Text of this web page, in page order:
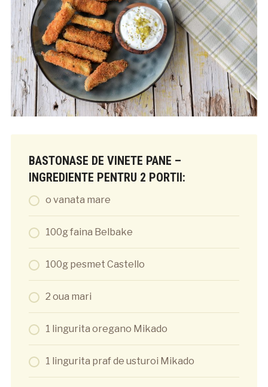
BASTONASE DE VINETE PANE –
INGREDIENTE PENTRU 2 PORTII:
o vanata mare
100g faina Belbake
100g pesmet Castello
2 oua mari
1 lingurita oregano Mikado
1 lingurita praf de usturoi Mikado